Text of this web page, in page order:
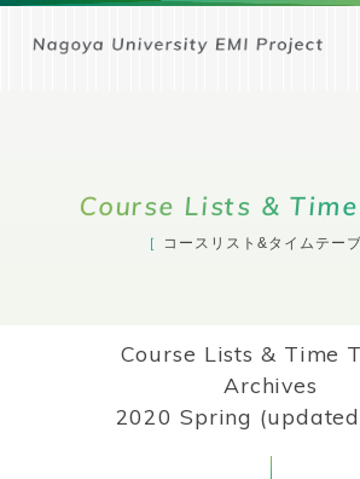
Course Lists &
コースリスト&タイムテー
Course Lists & Time
Archives
2020 Spring